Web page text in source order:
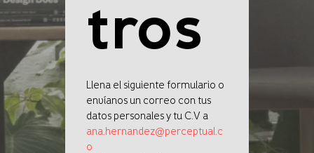
tros
Llena el siguiente formulario o
envíanos un correo con tus
ana.hernandez@perceptual.c
o